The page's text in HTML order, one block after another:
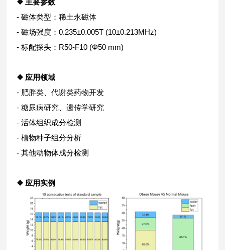
❖ 主要参数
- 磁体类型：稀土永磁体
- 磁场强度：0.235±0.005T (10±0.213MHz)
- 标配探头：R50-F10 (Φ50 mm)
❖ 应用领域
- 肥胖类、代谢类药物开发
- 糖尿病研究、遗传学研究
- 活体组织成分检测
- 植物种子组分分析
- 其他动物体成分检测
❖ 应用实例